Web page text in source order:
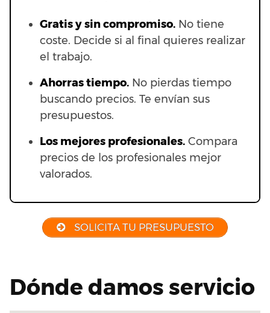
Gratis y sin compromiso. No tiene
coste. Decide si al final quieres realizar
el trabajo.
Ahorras tiempo. No pierdas tiempo
buscando precios. Te envían sus
presupuestos.
Los mejores profesionales. Compara
precios de los profesionales mejor
valorados.
SOLICITA TU PRESUPUESTO
Dónde damos servicio